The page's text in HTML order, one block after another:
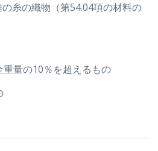
糸の織物（第54.04項の材料の
重量の10％を超えるもの